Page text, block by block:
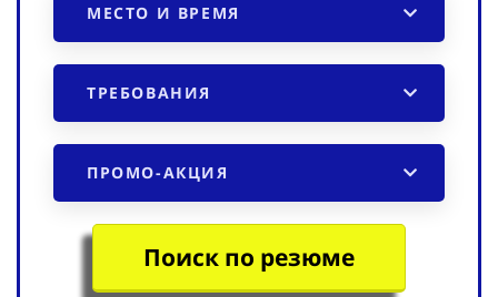
МЕСТО И ВРЕМЯ
ТРЕБОВАНИЯ
ПРОМО-АКЦИЯ
Поиск по резюме